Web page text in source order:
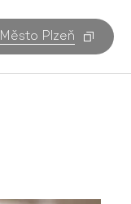
Město Plzeň